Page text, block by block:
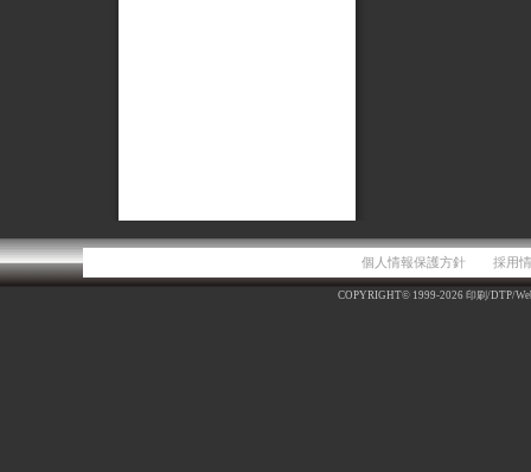
個人情報保護方針 採用
COPYRIGHT© 1999-2026 印刷/DTP/